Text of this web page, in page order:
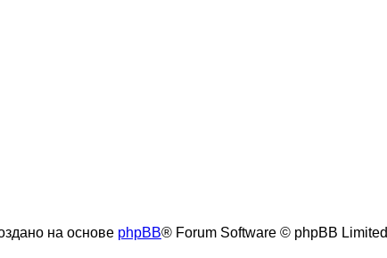
на основе phpBB® Forum Software © phpBB Limited